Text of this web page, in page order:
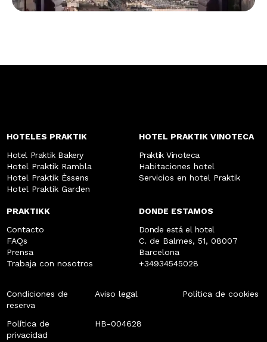
HOTELES PRAKTIK
Hotel Praktik Bakery
Hotel Praktik Rambla
Hotel Praktik Èssens
Hotel Praktik Garden
HOTEL PRAKTIK VINOTECA
Praktik Vinoteca
Habitaciones hotel
Servicios en hotel Praktik
PRAKTIKK
Contacto
FAQs
Prensa
Trabaja con nosotros
DONDE ESTAMOS
Donde está el hotel
C. de Balmes, 51, 08007
Barcelona
+34934545028
Condiciones de
reserva
Aviso legal Política de cookies
Política de
privacidad
HB-004628